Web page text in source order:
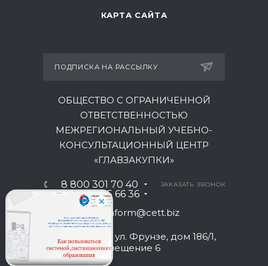
КАРТА САЙТА
ПОДПИСКА НА РАССЫЛКУ
ОБЩЕСТВО С ОГРАНИЧЕННОЙ
ОТВЕТСТВЕННОСТЬЮ
МЕЖРЕГИОНАЛЬНЫЙ УЧЕБНО-
КОНСУЛЬТАЦИОННЫЙ ЦЕНТР
«ГЛАВЗАКУПКИ»
8 800 301 70 40
+7 930 035 66 36
ЗАКАЗАТЬ ЗВОНОК
inform@cett.biz
г. Краснодар, ул. Фрунзе, дом 186/1,
литер У-1, помещение 6